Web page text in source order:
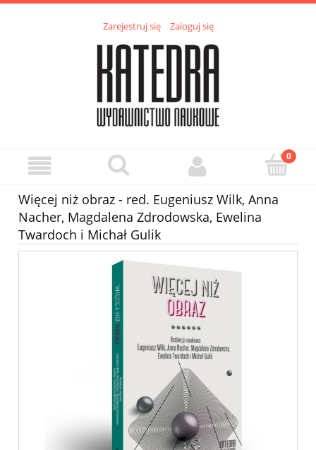
Zarejestruj się Zaloguj się
Więcej niż obraz - red. Eugeniusz Wilk, Anna
Nacher, Magdalena Zdrodowska, Ewelina
Twardoch i Michał Gulik